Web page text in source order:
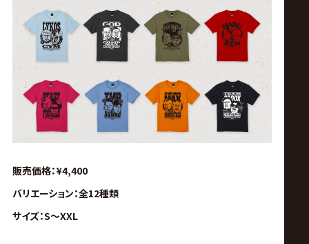
販売価格：¥4,400
バリエーション：全12種類
サイズ：S〜XXL